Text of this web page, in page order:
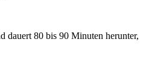
dauert 80 bis 90 Minuten herunter,